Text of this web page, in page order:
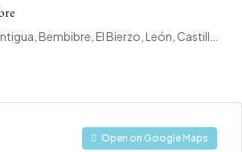
El Bierzo, León, Castilla y León, 24300, España
Open on Google Maps